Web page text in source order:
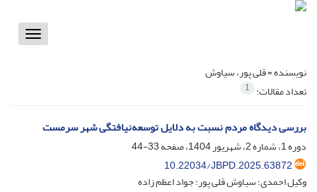
Toggle
نویسنده =قلی پور، سیاوش
تعداد مقالات: 1
بررسی دیدگاه مردم نسبت به دلایل توسعه‌نیافتگی شهر سرمست
دوره 1، شماره 2، شهریور 1404، صفحه
33-44
10.22034/JBPD.2025.63872
وکیل احمدی؛ سیاوش قلی پور؛ جواد اعظم زاده